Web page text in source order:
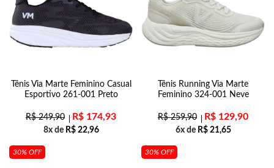
Tênis Via Marte Feminino Casual
Esportivo 261-001 Preto
R$249,90 R$ 174,93
8x de R$22,96
Tênis Running Via Marte
Feminino 324-001 Neve
R$259,90 R$ 129,90
6x de R$21,65
30% OFF 30% OFF